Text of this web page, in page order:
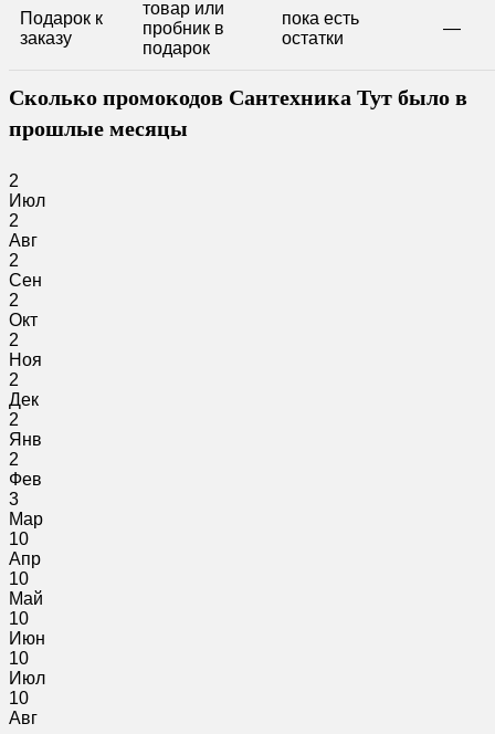
Подарок к
заказу
товар или
пробник в
подарок
пока есть
остатки
—
Сколько промокодов Сантехника Тут было в
прошлые месяцы
2
Июл
2
Авг
2
Сен
2
Окт
2
Ноя
2
Дек
2
Янв
2
Фев
3
Мар
10
Апр
10
Май
10
Июн
10
Июл
10
Авг